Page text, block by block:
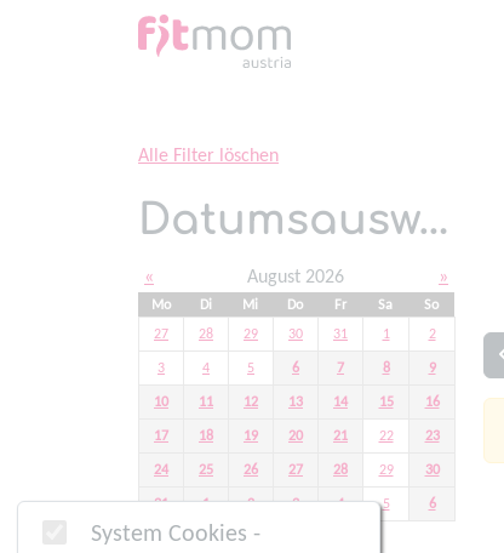
System Cookies -
Home
Alle Filter löschen
Datumsauswahl
« August 2026 »
Mo Di Mi Do Fr Sa
So
27
28 29 30 31 1
2
3
4 5 6 7 8
9
10
11 12 13 14 15
16
17
18 19 20 21 22
23
24
25 26 27 28 29
30
31
1 2 3 4 5 6